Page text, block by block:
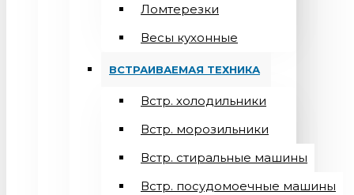
Ломтерезки
Весы кухонные
ВСТРАИВАЕМАЯ ТЕХНИКА
Встр. холодильники
Встр. морозильники
Встр. стиральные машины
Встр. посудомоечные машины